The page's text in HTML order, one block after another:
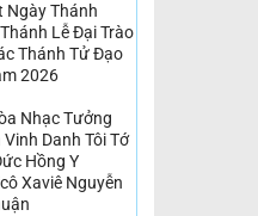
Ngày Thánh
Lễ Đại Trào
Thánh Tử Đạo
2026
Nhạc Tưởng
Vinh Danh Tôi Tớ
Hồng Y
Xaviê Nguyễn